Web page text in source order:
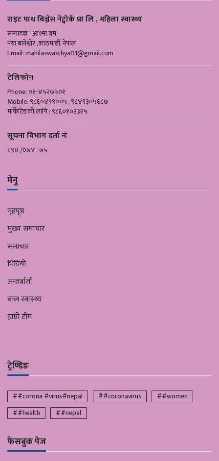
राइट पाथ बिज्नेस नेट्वोर्क प्रा लि , महिला स्वास्थ्य
सम्पादक : आश्मा बम
नया बानेश्वोर ,काठमाडौँ, नेपाल
Email:mahilaswasthya01@gmail.com
टेलिफोन
Phone: ०१-४५२७५०१
Mobile: ९८६०४९९००५ , ९८४९३०५६८७
मार्केटिङको लागि : ९८६०१०३३२५
सूचना विभाग दर्ता नंः
६९४ /०७४- ७५
मेनु
गृहपृष्ठ
मुख्य समाचार
समाचार
भिडियो
अन्तर्वार्ता
बाल स्वास्थ्य
हाम्रो टीम
ट्रेण्डिङ
##corona #virus#nepal ##coronavirus
##women
##health
##nepal
फेसबुक पेज